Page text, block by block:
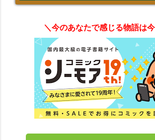
＼今のあなたで感じる物語は